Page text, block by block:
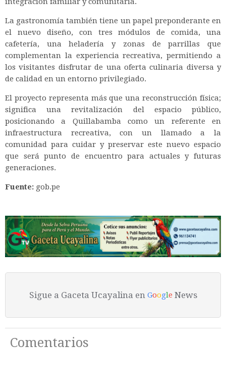
La gastronomía también tiene un papel preponderante en
el nuevo diseño, con tres módulos de comida, una
cafetería, una heladería y zonas de parrillas que
complementan la experiencia recreativa, permitiendo a
los visitantes disfrutar de una oferta culinaria diversa y
de calidad en un entorno privilegiado.
El proyecto representa más que una reconstrucción física;
significa una revitalización del espacio público,
posicionando a Quillabamba como un referente en
infraestructura recreativa, con un llamado a la
comunidad para cuidar y preservar este nuevo espacio
que será punto de encuentro para actuales y futuras
generaciones.
Fuente: gob.pe
Sigue a Gaceta Ucayalina en Google News
Comentarios